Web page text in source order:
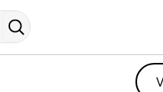
Zoekknop